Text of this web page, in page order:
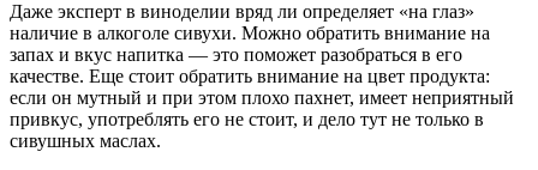
Даже эксперт в виноделии вряд ли определяет «на глаз»
наличие в алкоголе сивухи. Можно обратить внимание на
запах и вкус напитка — это поможет разобраться в его
качестве. Еще стоит обратить внимание на цвет продукта:
если он мутный и при этом плохо пахнет, имеет неприятный
привкус, употреблять его не стоит, и дело тут не только в
сивушных маслах.